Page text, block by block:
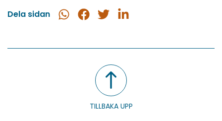
Dela sidan
Dela
Dela
Dela
Dela
TILLBAKA UPP